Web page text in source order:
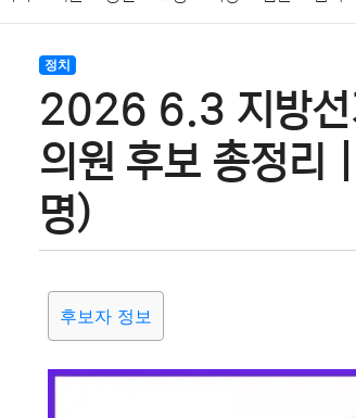
결혼 육아
기술 종교 사회 정치 건강 의료
정치
2026 6.3 지방선
의원 후보 총정리
명)
후보자 정보